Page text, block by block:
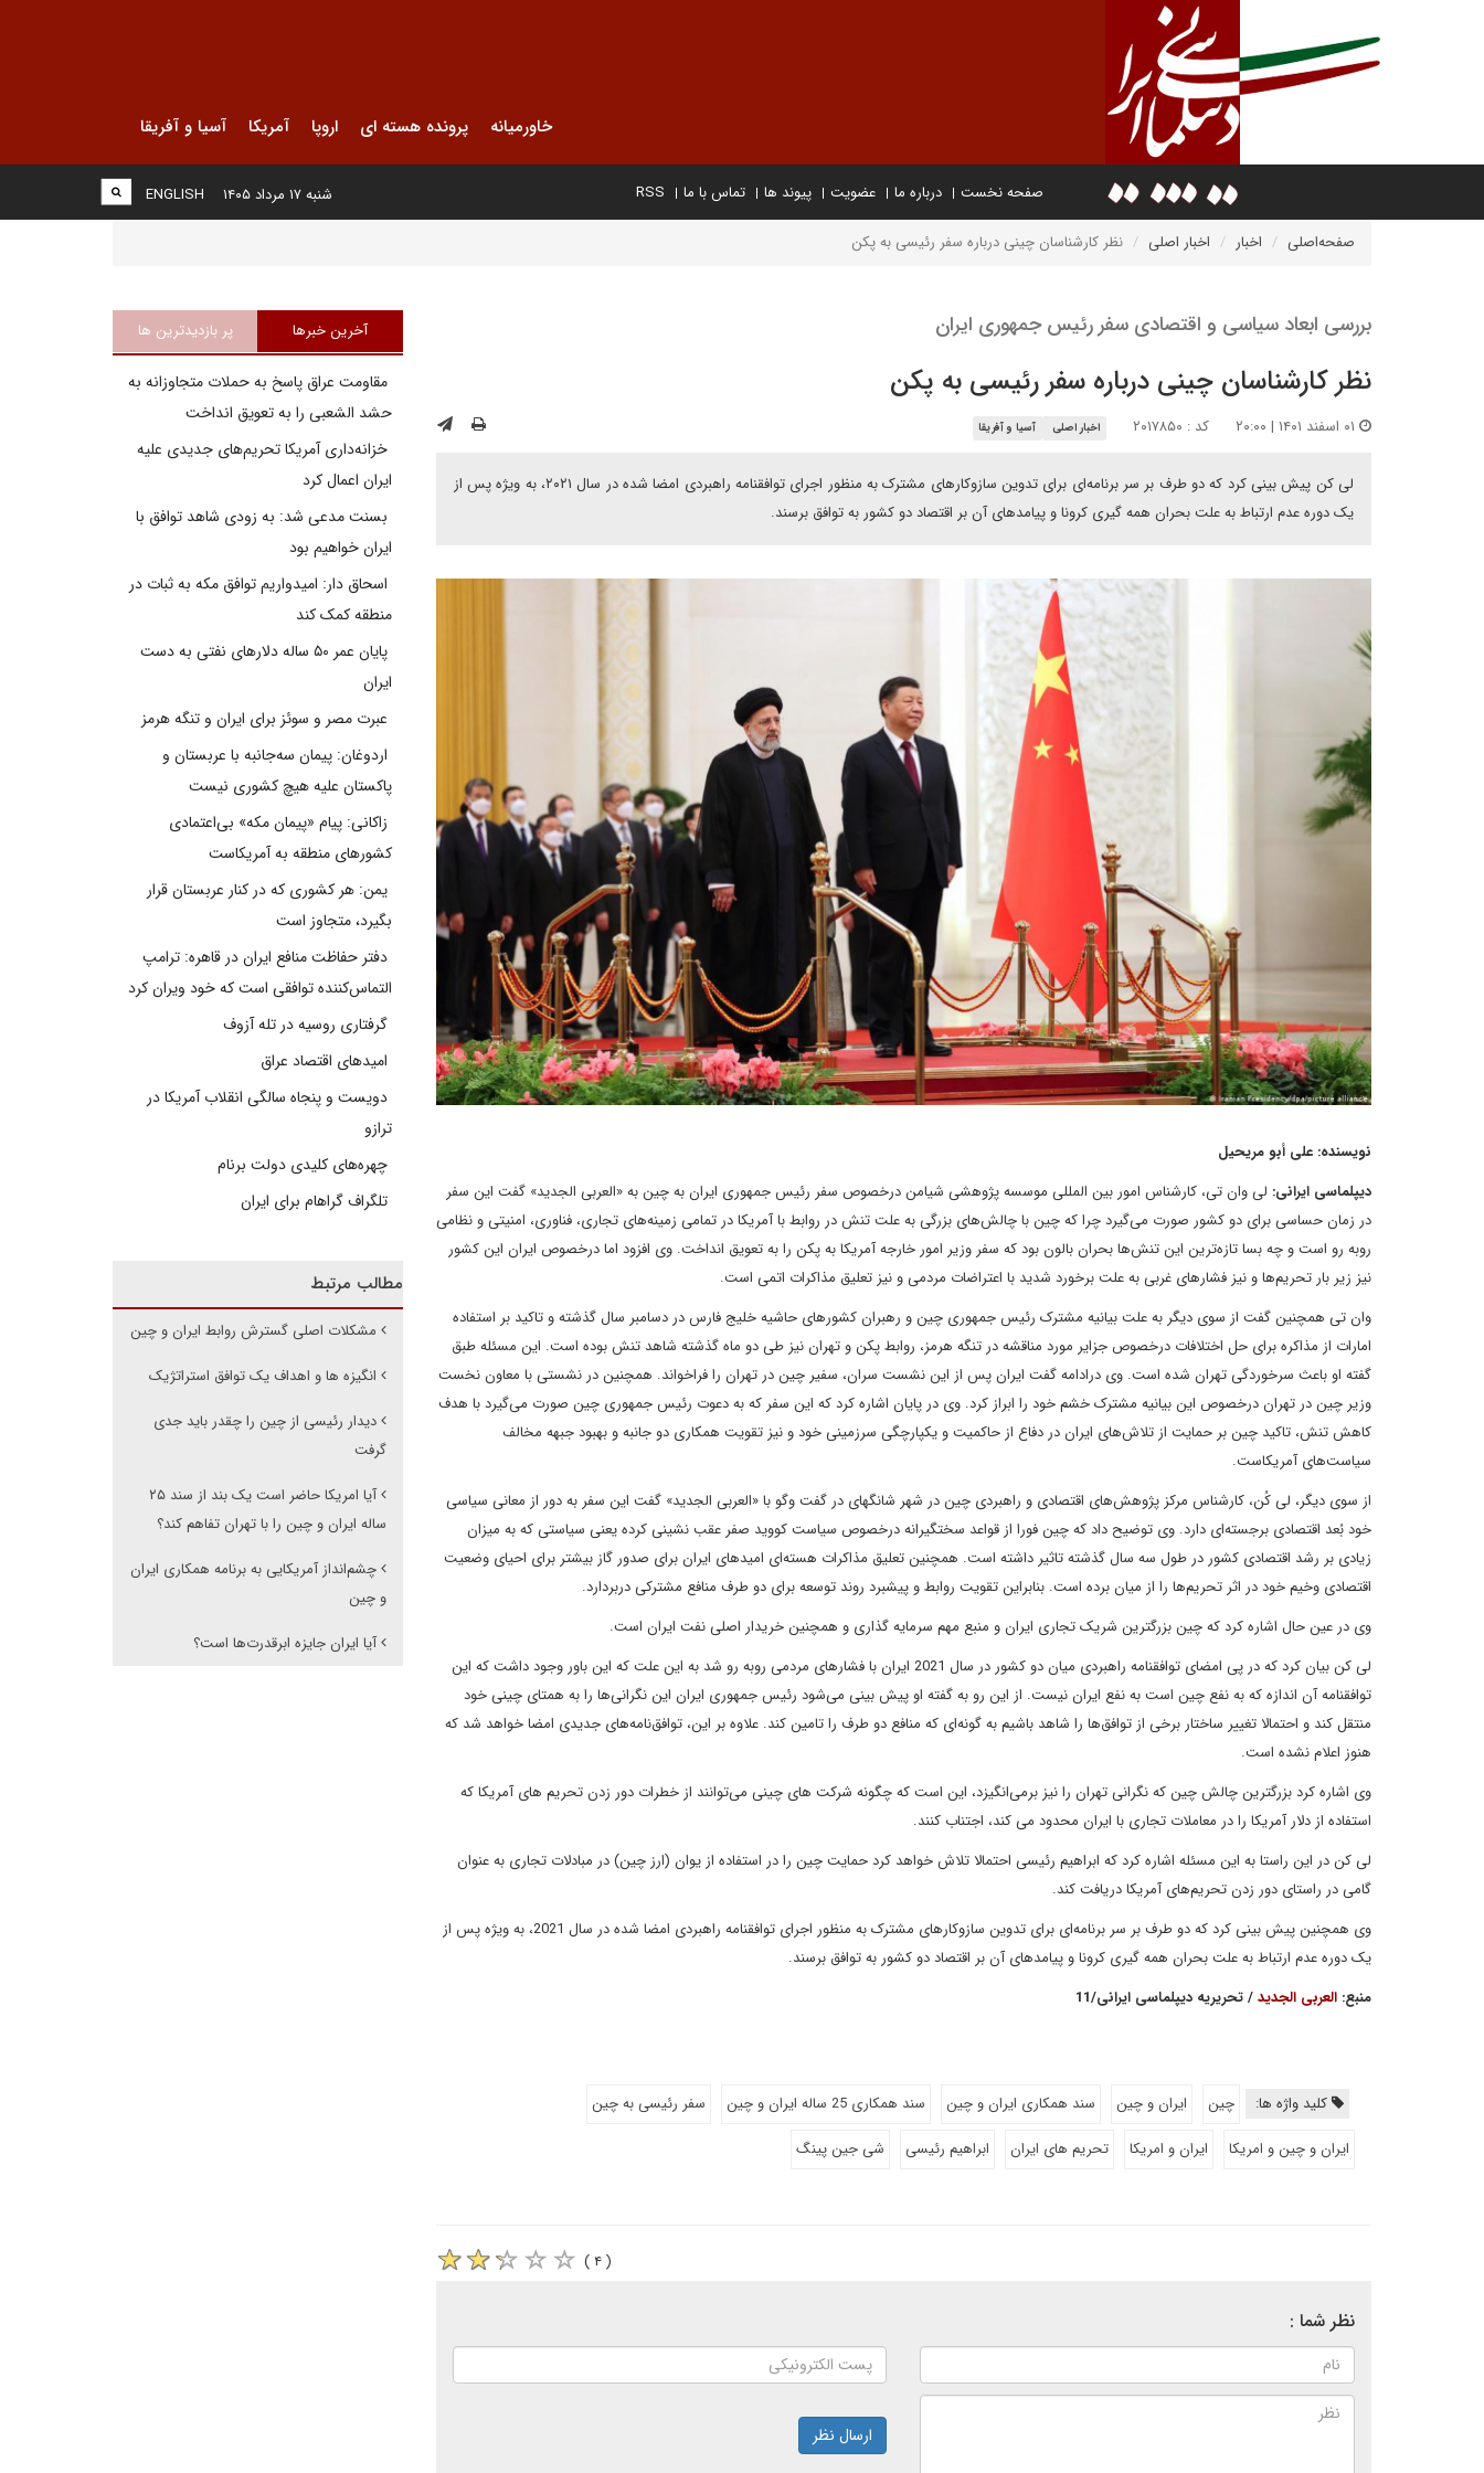
خاورمیانه پرونده هسته ای اروپا آمریکا آسیا و آفریقا
صفحه نخست درباره ما عضویت پیوند ها تماس با ما RSS
ENGLISH شنبه ۱۷ مرداد ۱۴۰۵
صفحه‌اصلی اخبار اخبار اصلی نظر کارشناسان چینی درباره سفر رئیسی به پکن
بررسی ابعاد سیاسی و اقتصادی سفر رئیس جمهوری ایران
نظر کارشناسان چینی درباره سفر رئیسی به پکن
کد : ۲۰۱۷۸۵۰ اخبار اصلی آسیا و آفریقا
لی کن پیش بینی کرد که دو طرف بر سر برنامه‌ای برای تدوین سازوکارهای مشترک به منظور اجرای توافقنامه راهبردی امضا شده در سال ۲۰۲۱، به ویژه پس از
یک دوره عدم ارتباط به علت بحران همه گیری کرونا و پیامدهای آن بر اقتصاد دو کشور به توافق برسند.
نویسنده: علی أبو مریحیل
دیپلماسی ایرانی: لی وان تی، کارشناس امور بین المللی موسسه پژوهشی شیامن درخصوص سفر رئیس جمهوری ایران به چین به «العربی الجدید» گفت این سفر
در زمان حساسی برای دو کشور صورت می‌گیرد چرا که چین با چالش‌های بزرگی به علت تنش در روابط با آمریکا در تمامی زمینه‌های تجاری، فناوری، امنیتی و نظامی
روبه رو است و چه بسا تازه‌ترین این تنش‌ها بحران بالون بود که سفر وزیر امور خارجه آمریکا به پکن را به تعویق انداخت. وی افزود اما درخصوص ایران این کشور
نیز زیر بار تحریم‌ها و نیز فشارهای غربی به علت برخورد شدید با اعتراضات مردمی و نیز تعلیق مذاکرات اتمی است.
وان تی همچنین گفت از سوی دیگر به علت بیانیه مشترک رئیس جمهوری چین و رهبران کشورهای حاشیه خلیج فارس در دسامبر سال گذشته و تاکید بر استفاده
امارات از مذاکره برای حل اختلافات درخصوص جزایر مورد مناقشه در تنگه هرمز، روابط پکن و تهران نیز طی دو ماه گذشته شاهد تنش بوده است. این مسئله طبق
گفته او باعث سرخوردگی تهران شده است. وی درادامه گفت ایران پس از این نشست سران، سفیر چین در تهران را فراخواند. همچنین در نشستی با معاون نخست
وزیر چین در تهران درخصوص این بیانیه مشترک خشم خود را ابراز کرد. وی در پایان اشاره کرد که این سفر که به دعوت رئیس جمهوری چین صورت می‌گیرد با هدف
کاهش تنش، تاکید چین بر حمایت از تلاش‌های ایران در دفاع از حاکمیت و یکپارچگی سرزمینی خود و نیز تقویت همکاری دو جانبه و بهبود جبهه مخالف
سیاست‌های آمریکاست.
از سوی دیگر، لی کُن، کارشناس مرکز پژوهش‌های اقتصادی و راهبردی چین در شهر شانگهای در گفت وگو با «العربی الجدید» گفت این سفر به دور از معانی سیاسی
خود بُعد اقتصادی برجسته‌ای دارد. وی توضیح داد که چین فورا از قواعد سختگیرانه درخصوص سیاست کووید صفر عقب نشینی کرده یعنی سیاستی که به میزان
زیادی بر رشد اقتصادی کشور در طول سه سال گذشته تاثیر داشته است. همچنین تعلیق مذاکرات هسته‌ای امیدهای ایران برای صدور گاز بیشتر برای احیای وضعیت
اقتصادی وخیم خود در اثر تحریم‌ها را از میان برده است. بنابراین تقویت روابط و پیشبرد روند توسعه برای دو طرف منافع مشترکی دربردارد.
وی در عین حال اشاره کرد که چین بزرگترین شریک تجاری ایران و منبع مهم سرمایه گذاری و همچنین خریدار اصلی نفت ایران است.
لی کن بیان کرد که در پی امضای توافقنامه راهبردی میان دو کشور در سال 2021 ایران با فشارهای مردمی روبه رو شد به این علت که این باور وجود داشت که این
توافقنامه آن اندازه که به نفع چین است به نفع ایران نیست. از این رو به گفته او پیش بینی می‌شود رئیس جمهوری ایران این نگرانی‌ها را به همتای چینی خود
منتقل کند و احتمالا تغییر ساختار برخی از توافق‌ها را شاهد باشیم به گونه‌ای که منافع دو طرف را تامین کند. علاوه بر این، توافق‌نامه‌های جدیدی امضا خواهد شد که
هنوز اعلام نشده است.
وی اشاره کرد بزرگترین چالش چین که نگرانی تهران را نیز برمی‌انگیزد، این است که چگونه شرکت های چینی می‌توانند از خطرات دور زدن تحریم های آمریکا که
استفاده از دلار آمریکا را در معاملات تجاری با ایران محدود می کند، اجتناب کنند.
لی کن در این راستا به این مسئله اشاره کرد که ابراهیم رئیسی احتمالا تلاش خواهد کرد حمایت چین را در استفاده از یوان (ارز چین) در مبادلات تجاری به عنوان
گامی در راستای دور زدن تحریم‌های آمریکا دریافت کند.
وی همچنین پیش بینی کرد که دو طرف بر سر برنامه‌ای برای تدوین سازوکارهای مشترک به منظور اجرای توافقنامه راهبردی امضا شده در سال 2021، به ویژه پس از
یک دوره عدم ارتباط به علت بحران همه گیری کرونا و پیامدهای آن بر اقتصاد دو کشور به توافق برسند.
منبع: العربی الجدید/ تحریریه دیپلماسی ایرانی/11
کلید واژه ها: چین ایران و چین سند همکاری ایران و چین سند همکاری 25 ساله ایران و چین
سفر رئیسی به چین
ایران و چین و امریکا
ایران و امریکا تحریم های ایران ابراهیم رئیسی شی جین پینگ
( ۴ )
نظر شما :
ارسال نظر
آخرین خبرها پر بازدیدترین ها
مقاومت عراق پاسخ به حملات متجاوزانه به
حشد الشعبی را به تعویق انداخت
خزانه‌داری آمریکا تحریم‌های جدیدی علیه
ایران اعمال کرد
بسنت مدعی شد: به زودی شاهد توافق با
ایران خواهیم بود
اسحاق دار: امیدواریم توافق مکه به ثبات در
منطقه کمک کند
پایان عمر ۵۰ ساله دلارهای نفتی به دست
ایران
عبرت مصر و سوئز برای ایران و تنگه هرمز
اردوغان: پیمان سه‌جانبه با عربستان و
پاکستان علیه هیچ کشوری نیست
زاکانی: پیام «پیمان مکه» بی‌اعتمادی
کشورهای منطقه به آمریکاست
یمن: هر کشوری که در کنار عربستان قرار
بگیرد، متجاوز است
دفتر حفاظت منافع ایران در قاهره: ترامپ
التماس‌کننده توافقی است که خود ویران کرد
گرفتاری روسیه در تله آزوف
امیدهای اقتصاد عراق
دویست و پنجاه سالگی انقلاب آمریکا در
ترازو
چهره‌های کلیدی دولت برنام
تلگراف گراهام برای ایران
مطالب مرتبط
مشکلات اصلی گسترش روابط ایران و چین
انگیزه ها و اهداف یک توافق استراتژیک
دیدار رئیسی از چین را چقدر باید جدی
گرفت
آیا امریکا حاضر است یک بند از سند ۲۵
ساله ایران و چین را با تهران تفاهم کند؟
چشم‌انداز آمریکایی به برنامه همکاری ایران
و چین
آیا ایران جایزه ابرقدرت‌ها است؟